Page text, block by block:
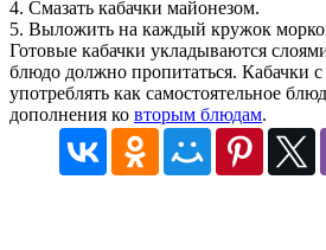
4. Смазать кабачки майонезом.
5. Выложить на каждый кружок
Готовые кабачки укладываются
блюдо должно пропитаться. Кабачки
употреблять как самостоятельное
дополнения ко вторым блюдам.